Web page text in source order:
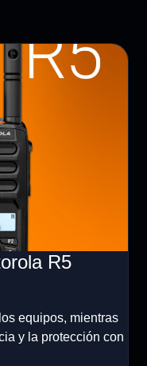
R5
equipos, mientras
y la protección con